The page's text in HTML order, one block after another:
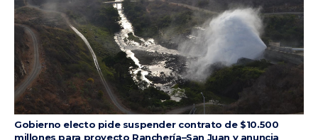
Gobierno electo pide suspender contrato de $10.500
millones para proyecto Ranchería–San Juan y anuncia